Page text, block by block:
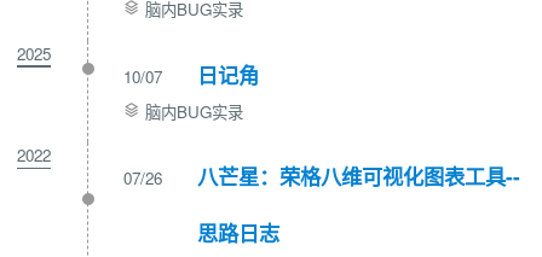
脑内BUG实录
2025
10/07
日记角
脑内BUG实录
2022
07/26
八芒星：荣格八维可视化图表工具--
思路日志